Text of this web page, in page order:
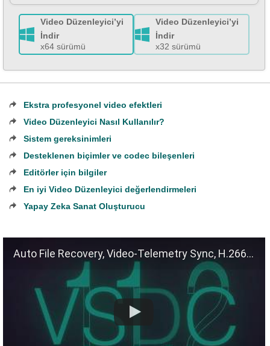
Video Düzenleyici’yi
İndir
x64 sürümü
Video Düzenleyici’yi
İndir
x32 sürümü
Ekstra profesyonel video efektleri
Video Düzenleyici Nasıl Kullanılır?
Sistem gereksinimleri
Desteklenen biçimler ve codec bileşenleri
Editörler için bilgiler
En iyi Video Düzenleyici değerlendirmeleri
Yapay Zeka Sanat Oluşturucu
Auto File Recovery, Video-Telemetry Sync, H.266 (VVC)